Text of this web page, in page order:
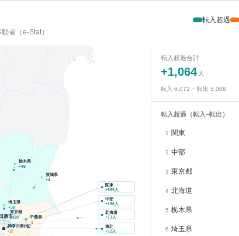
者（e-Stat）
転入超過
東京都
+181
栃木県
+45
埼玉県
+30
茨城県
+4
千葉県
-1
神奈川県(他)
-32
原市
関東
+599人
中部
+196人
北海道
+73人
東北
+12人
転入超過合計
+1,064 人
転入 6,072 − 転出 5,008
転入超過（転入−転出）
1 関東
2 中部
3 東京都
4 北海道
5 栃木県
6 埼玉県